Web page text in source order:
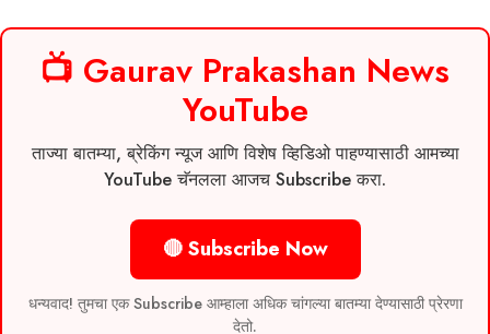
📺 Gaurav Prakashan News
YouTube
ताज्या बातम्या, ब्रेकिंग न्यूज आणि विशेष व्हिडिओ पाहण्यासाठी आमच्या
YouTube चॅनलला आजच Subscribe करा.
🔴 Subscribe Now
धन्यवाद! तुमचा एक Subscribe आम्हाला अधिक चांगल्या बातम्या देण्यासाठी प्रेरणा
देतो.